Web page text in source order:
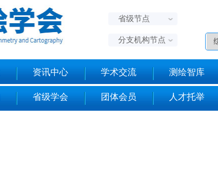
省级节点
分支机构节点
资讯中心 学术交流 测绘智库
省级学会 团体会员 人才托举